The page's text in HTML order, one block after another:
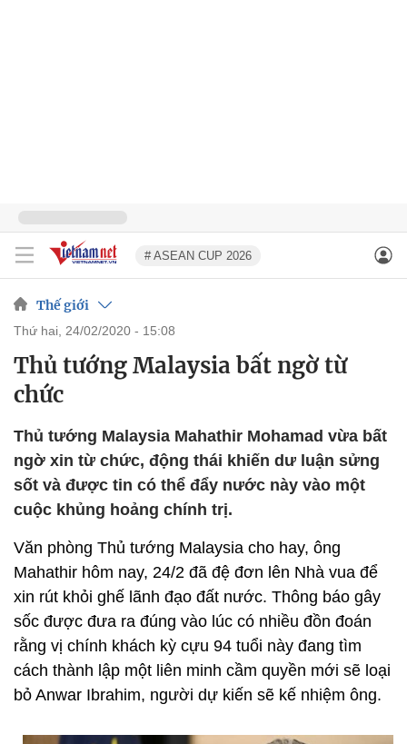
# ASEAN CUP 2026
Thế giới
thứ hai, 24/02/2020 - 15:08
Thủ tướng Malaysia bất ngờ từ
chức
Thủ tướng Malaysia Mahathir Mohamad vừa bất
ngờ xin từ chức, động thái khiến dư luận sửng
sốt và được tin có thể đẩy nước này vào một
cuộc khủng hoảng chính trị.
Văn phòng Thủ tướng Malaysia cho hay, ông
Mahathir hôm nay, 24/2 đã đệ đơn lên Nhà vua để
xin rút khỏi ghế lãnh đạo đất nước. Thông báo gây
sốc được đưa ra đúng vào lúc có nhiều đồn đoán
rằng vị chính khách kỳ cựu 94 tuổi này đang tìm
cách thành lập một liên minh cầm quyền mới sẽ loại
bỏ Anwar Ibrahim, người dự kiến sẽ kế nhiệm ông.